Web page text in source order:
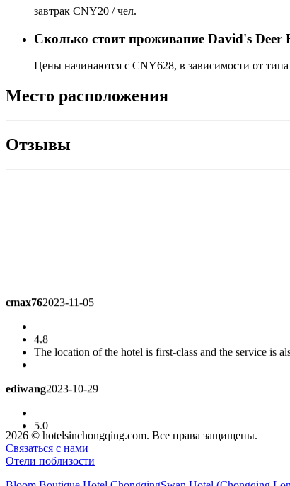
завтрак CNY20 / чел.
Сколько стоит проживаниe David's Deer
Цены начинаются с CNY628, в зависимости от
Место расположения
Отзывы
The location of the hotel is first-class and the service is
Really good, that is, the stay time is short, really good,
Lwang1632023-10-11
2026 © hotelsinchongqing.com. Все права защищены.
Связаться с нами
Отели поблизости